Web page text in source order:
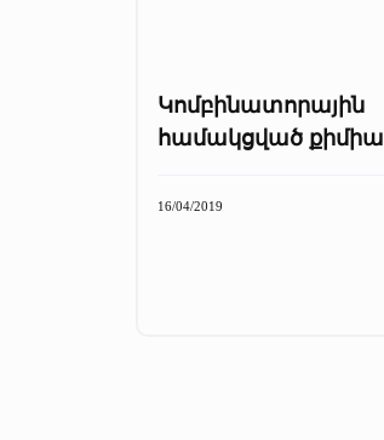
Կոմբինատորային
համակցված քիմիա
16/04/2019